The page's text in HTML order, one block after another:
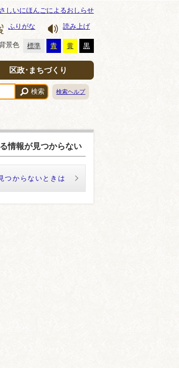
しいにほんごによるおしらせ
ふりがな 読み上げ
景色 標準 青 黄 黒
区政･まちづくり
検索 検索ヘルプ
情報が見つからない
つからないときは